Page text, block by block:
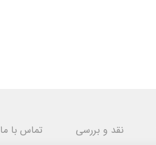
نقد و بررسی تماس با ما